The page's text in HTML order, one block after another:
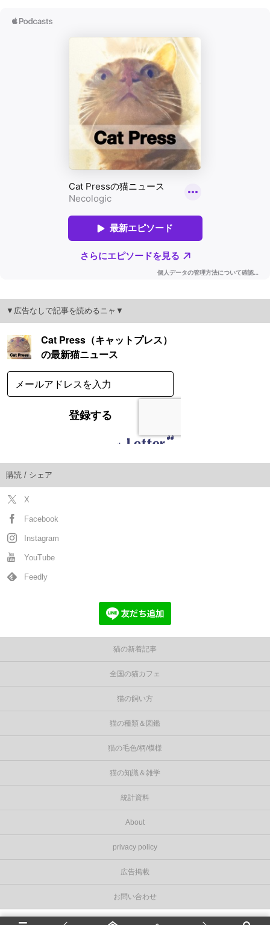
▼広告なしで記事を読めるニャ▼
購読 / シェア
X
Facebook
Instagram
YouTube
Feedly
猫の新着記事
全国の猫カフェ
猫の飼い方
猫の種類＆図鑑
猫の毛色/柄/模様
猫の知識＆雑学
統計資料
About
privacy policy
広告掲載
お問い合わせ